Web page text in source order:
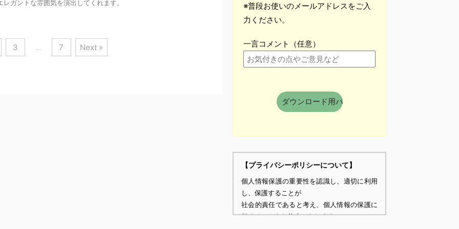
ガントな雰囲気を演出してくれます。
3 … 7 Next »
※普段お使いのメールアドレスをご入
力ください。
一言コメント（任意）
【プライバシーポリシーについて】
個人情報保護の重要性を認識し、適切に利用
し、保護することが
社会的責任であると考え、個人情報の保護に
努めることをお約束いたします。